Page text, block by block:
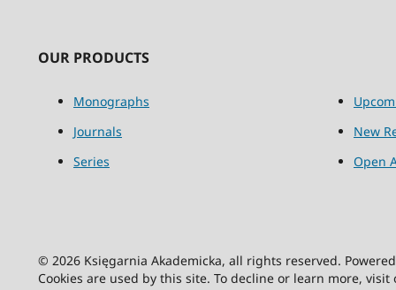
OUR PRODUCTS
Monographs
Journals
Series
New
Open
© 2026 Księgarnia Akademicka, all rights reserved.
Cookies are used by this site. To decline or learn more,